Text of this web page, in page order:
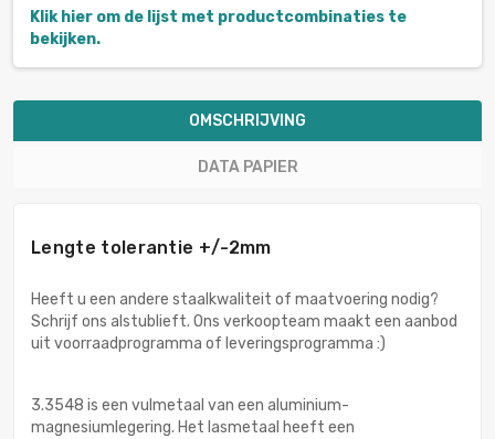
Klik hier om de lijst met productcombinaties te
bekijken.
OMSCHRIJVING
DATA PAPIER
Lengte tolerantie +/-2mm
Heeft u een andere staalkwaliteit of maatvoering nodig?
Schrijf ons alstublieft. Ons verkoopteam maakt een aanbod
uit voorraadprogramma of leveringsprogramma :)
3.3548 is een vulmetaal van een aluminium-
magnesiumlegering. Het lasmetaal heeft een